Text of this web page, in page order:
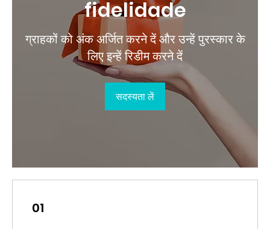
fidelidade
ग्राहकों को अंक अर्जित करने दें और उन्हें पुरस्कार के
लिए इन्हें रिडीम करने दें
सदस्यता लें
01